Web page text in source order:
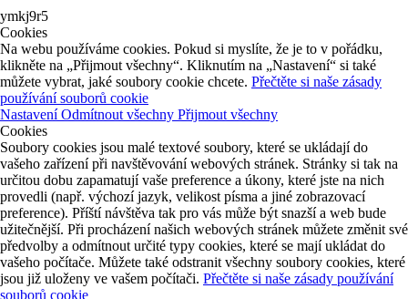
ymkj9r5
Cookies
Na webu používáme cookies. Pokud si myslíte, že je to v pořádku,
klikněte na „Přijmout všechny“. Kliknutím na „Nastavení“ si také
můžete vybrat, jaké soubory cookie chcete. Přečtěte si naše zásady
používání souborů cookie
NastaveníOdmítnout všechny Přijmout všechny
Cookies
Soubory cookies jsou malé textové soubory, které se ukládají do
vašeho zařízení při navštěvování webových stránek. Stránky si tak na
určitou dobu zapamatují vaše preference a úkony, které jste na nich
provedli (např. výchozí jazyk, velikost písma a jiné zobrazovací
preference). Příští návštěva tak pro vás může být snazší a web bude
užitečnější. Při procházení našich webových stránek můžete změnit své
předvolby a odmítnout určité typy cookies, které se mají ukládat do
vašeho počítače. Můžete také odstranit všechny soubory cookies, které
jsou již uloženy ve vašem počítači. Přečtěte si naše zásady používání
souborů cookie